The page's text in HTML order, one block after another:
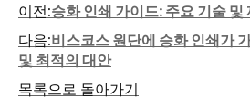
이전:승화 인쇄 가이드: 주요 기술 및
다음:비스코스 원단에 승화 인쇄가
및 최적의 대안
목록으로 돌아가기